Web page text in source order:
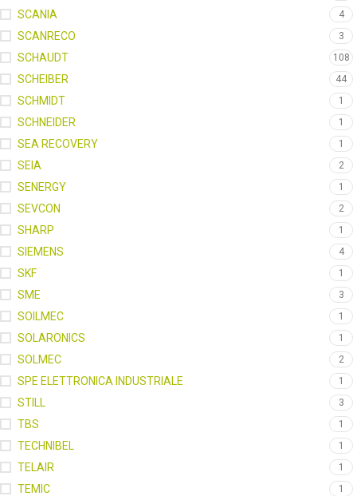
SCANIA 4
SCANRECO 3
SCHAUDT 108
SCHEIBER 44
SCHMIDT 1
SCHNEIDER 1
SEA RECOVERY 1
SEIA 2
SENERGY 1
SEVCON 2
SHARP 1
SIEMENS 4
SKF 1
SME 3
SOILMEC 1
SOLARONICS 1
SOLMEC 2
SPE ELETTRONICA INDUSTRIALE 1
STILL 3
TBS 1
TECHNIBEL 1
TELAIR 1
TEMIC 1